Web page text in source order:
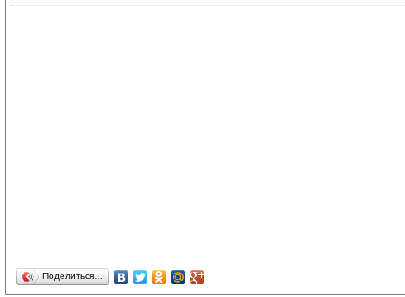
Поделиться…